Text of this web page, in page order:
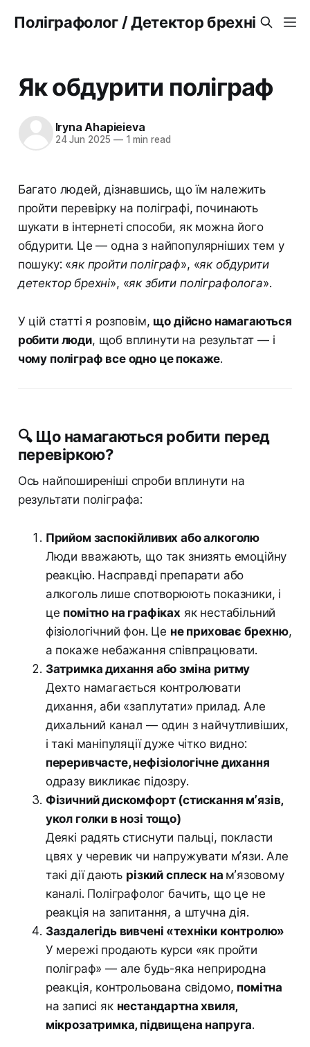
Поліграфолог / Детектор брехні
Як обдурити поліграф
Iryna Ahapieieva
24 Jun 2025 —1 min read
Багато людей, дізнавшись, що їм належить
пройти перевірку на поліграфі, починають
шукати в інтернеті способи, як можна його
обдурити. Це — одна з найпопулярніших тем у
пошуку: «як пройти поліграф», «як обдурити
детектор брехні», «як збити поліграфолога».
У цій статті я розповім, що дійсно намагаються
робити люди, щоб вплинути на результат — і
чому поліграф все одно це покаже.
🔍 Що намагаються робити перед
перевіркою?
Ось найпоширеніші спроби вплинути на
результати поліграфа:
Прийом заспокійливих або алкоголю
Люди вважають, що так знизять емоційну
реакцію. Насправді препарати або
алкоголь лише спотворюють показники, і
це помітно на графіках як нестабільний
фізіологічний фон. Це не приховає брехню,
а покаже небажання співпрацювати.
Затримка дихання або зміна ритму
Дехто намагається контролювати
дихання, аби «заплутати» прилад. Але
дихальний канал — один з найчутливіших,
і такі маніпуляції дуже чітко видно:
переривчасте, нефізіологічне дихання
одразу викликає підозру.
Фізичний дискомфорт (стискання м’язів,
укол голки в нозі тощо)
Деякі радять стиснути пальці, покласти
цвях у черевик чи напружувати м’язи. Але
такі дії дають різкий сплеск на м’язовому
каналі. Поліграфолог бачить, що це не
реакція на запитання, а штучна дія.
Заздалегідь вивчені «техніки контролю»
У мережі продають курси «як пройти
поліграф» — але будь-яка неприродна
реакція, контрольована свідомо, помітна
на записі як нестандартна хвиля,
мікрозатримка, підвищена напруга.